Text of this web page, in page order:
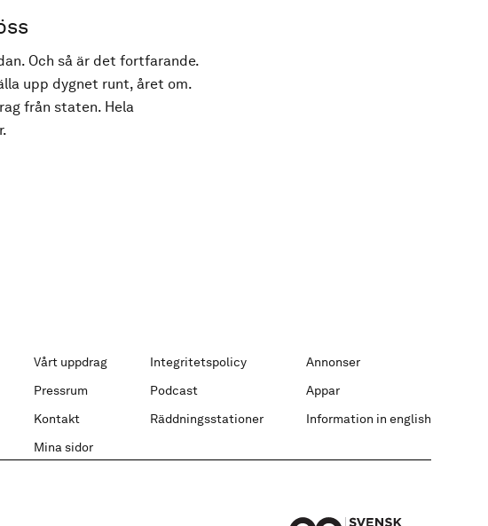
Och så är det fortfarande.
upp dygnet runt, året om.
från staten. Hela
Vårt uppdrag Integritetspolicy
Annonser
Pressrum Podcast
Appar
Kontakt Räddningsstationer
Information in english
Mina sidor